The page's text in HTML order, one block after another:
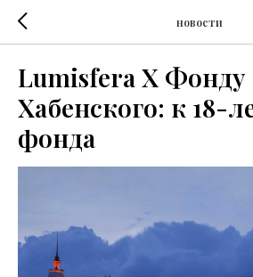
новости
Lumisfera X Фонду
Хабенского: к 18-
фонда